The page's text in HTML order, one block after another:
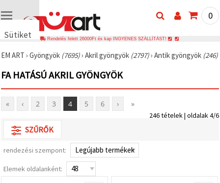
Sütiket
🍪 Cookie-
hasonló
használunk
annak
érdekében,
a weboldal
megfelelő
javítsuk az
felhasználói
élményét,
0
Rendelés felett 26000Ft és kap INGYENES SZÁLLÍTÁST!
EM ART › Gyöngyök (7695)› Akril gyöngyök (2797)› Antik gyöngyök (246)
FA HATÁSÚ AKRIL GYÖNGYÖK
« ‹ 2 3 4 5 6 › »
246 tételek | oldalak 4/6
SZŰRŐK
rendezési szempont:
Elemek oldalanként: